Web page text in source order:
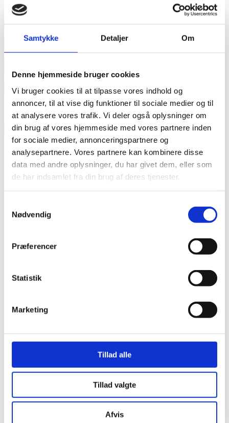
Samtykke Detaljer Om
Denne hjemmeside bruger cookies
Vi bruger cookies til at tilpasse vores indhold og
annoncer, til at vise dig funktioner til sociale medier og til
at analysere vores trafik. Vi deler også oplysninger om
din brug af vores hjemmeside med vores partnere inden
for sociale medier, annonceringspartnere og
analysepartnere. Vores partnere kan kombinere disse
data med andre oplysninger, du har givet dem, eller som
de har indsamlet fra din brug af deres tjenester.
Nødvendig
Præferencer
Statistik
Marketing
Tillad alle
Tillad valgte
Afvis
engagement kæmper de for accept, tryghed
Læs mere
annonce
Like us
RAINBOW BUSINESS DENMARK
Her er alle vinderne fra årets Danish